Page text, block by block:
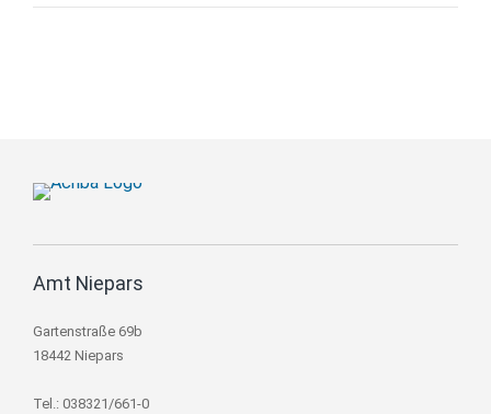
Amt Niepars
Gartenstraße 69b
18442 Niepars
Tel.: 038321/661-0